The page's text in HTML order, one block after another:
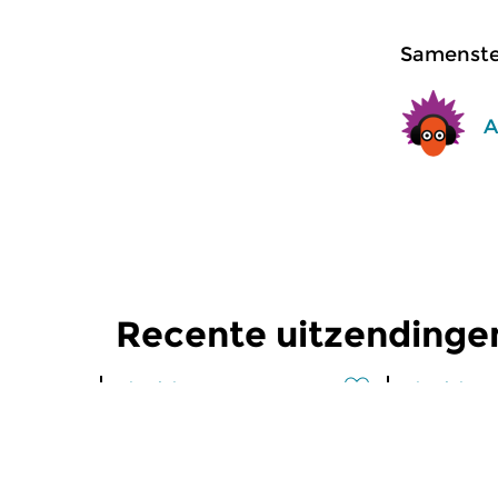
Recente
Klassiek Klassiek